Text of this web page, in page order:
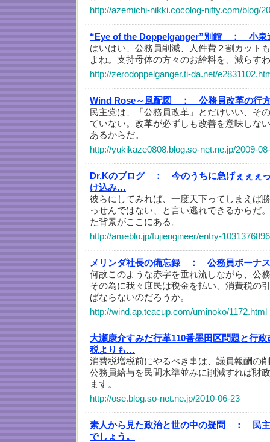
http://azemichi-nikki.cocolog-nifty.com/blog/
“Eye of the Doppelganger”別館 ：
小泉
はいはい、公務員削減、人件費２割カット
よね。支持母体の方々のお給料を、減らす
http://zerodoppelganger.ti-da.net/
Wind Rose～風配図 ：
公務員改革の行
民主党は、「公務員改革」とだけいい、そ
ていない。改革が必ずしも改善を意味しな
あるからだ。
http://yukikaze0808.blog.so-net.ne.jp/2009-
Dr.Kのブログ ：
今のうちに急げぇぇぇ
け込み…
彼らにしてみれば、一度天下ってしまえば
っせんではない、と言い逃れできるからだ
た背景がここにある。
http://ameblo.jp/fujiengineer/entry-
メリンダ社長の備忘録 ：
公務員ボーナ
何故このような赤字を垂れ流しながら、公
その為に我々庶民は税金を払い、消費税の
ばならないのだろうか。
http://wind.ap.teacup.com/uminoko/1172.html
大瀬康介すみだ行革110番墨田区問題と行
税よりも…
消費税増税前にやるべき事は、議員報酬の
公務員給与を民間水準並みに削減すれば財
ます。
http://ose.blog.so-net.ne.jp/2010-06-23
素人から見た政治と世の中の疑問 ：
民
でしょう。